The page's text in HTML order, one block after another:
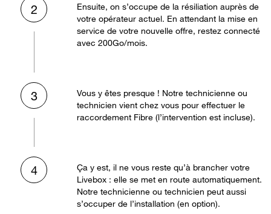
2
Ensuite, on s’occupe de la résiliation auprès de
votre opérateur actuel. En attendant la mise en
service de votre nouvelle offre, restez connecté
avec 200Go/mois.
3
Vous y êtes presque ! Notre technicienne ou
technicien vient chez vous pour effectuer le
raccordement Fibre (l’intervention est incluse).
4
Ça y est, il ne vous reste qu’à brancher votre
Livebox : elle se met en route automatiquement.
Notre technicienne ou technicien peut aussi
s’occuper de l’installation (en option).